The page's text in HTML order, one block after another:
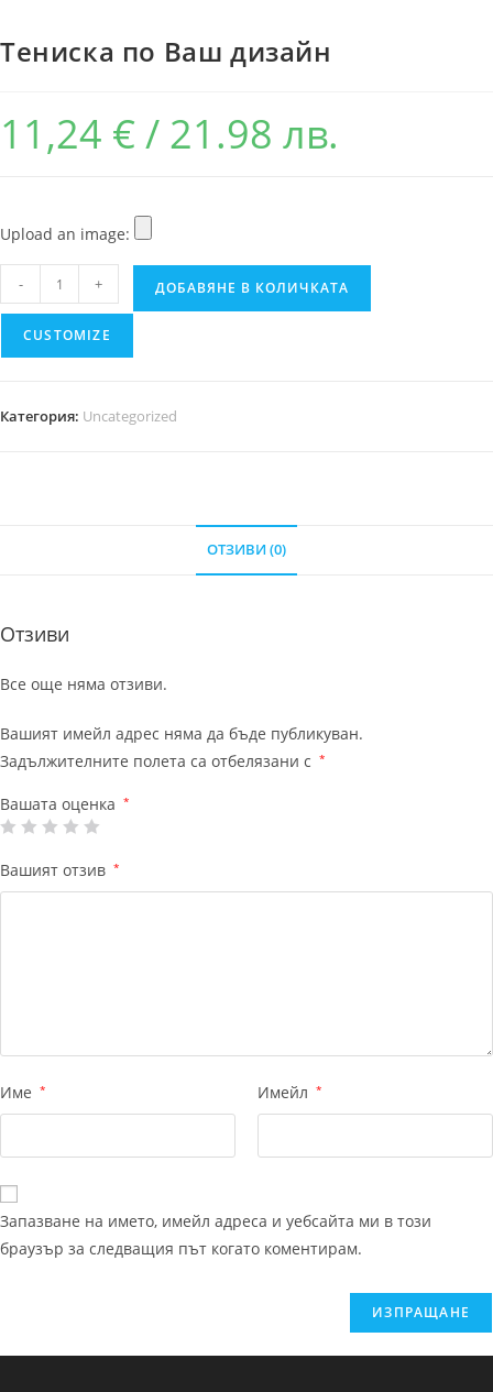
Тениска по Ваш дизайн
11,24 € / 21.98 лв.
Upload an image:
- + ДОБАВЯНЕ В КОЛИЧКАТА
CUSTOMIZE
Категория: Uncategorized
ОТЗИВИ (0)
Отзиви
Все още няма отзиви.
Вашият имейл адрес няма да бъде публикуван.
Задължителните полета са отбелязани с *
Вашата оценка *
Вашият отзив *
Име * Имейл *
Запазване на името, имейл адреса и уебсайта ми в този
браузър за следващия път когато коментирам.